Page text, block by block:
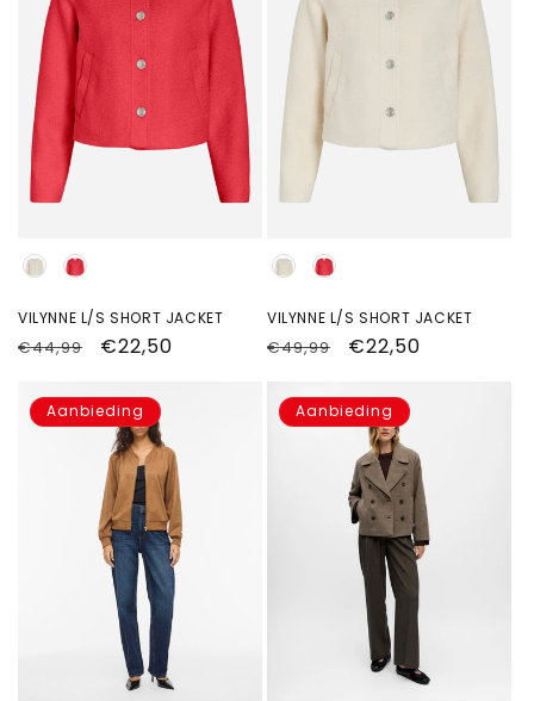
Kleur
VILYNNE L/S SHORT JACKET
Normale
€44,99 Aanbiedingsprijs
€22,50
Kleur
VILYNNE L/S SHORT JACKET
Normale
€49,99 Aanbiedingsprijs
€22,50
Aanbieding Aanbieding